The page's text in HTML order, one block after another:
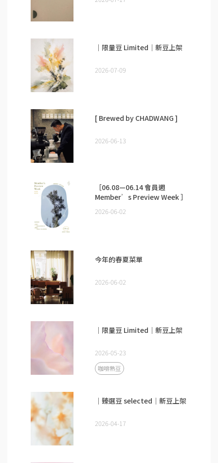
｜限量豆 Limited｜新豆上架
2026-07-09
[ Brewed by CHADWANG ]
2026-06-13
［06.08—06.14 會員週
Member’s Preview Week ］
2026-06-02
今年的春夏菜單
2026-06-02
｜限量豆 Limited｜新豆上架
2026-05-23
咖啡熟豆
｜臻選豆 selected｜新豆上架
2026-04-17